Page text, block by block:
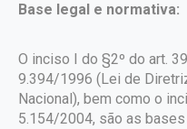
Base legal e normativa:
O inciso I do §2º do art.
9.394/1996 (Lei de
Nacional), bem como o
5.154/2004, são as